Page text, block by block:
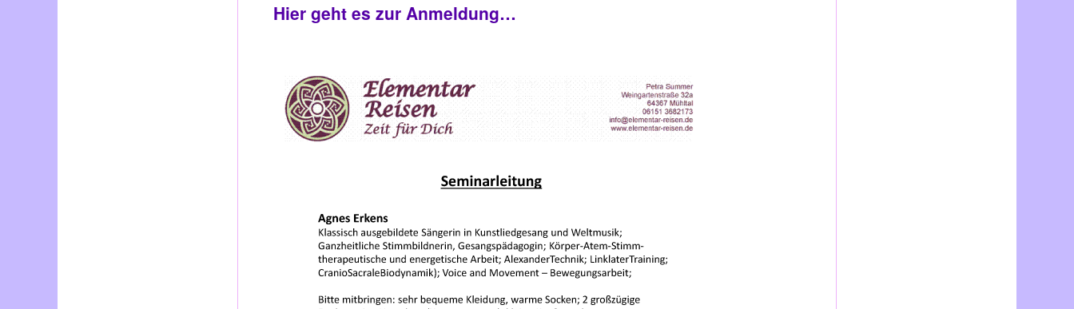
Hier geht es zur Anmeldung…